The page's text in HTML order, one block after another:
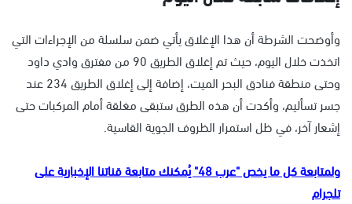
وأوضحت الشرطة أن هذا الإغلاق يأتي ضمن سلسلة من الإجراءات التي
اتخذت خلال اليوم، حيث تم إغلاق الطريق 90 من مفترق وادي داود
وحتى منطقة فنادق البحر الميت، إضافة إلى إغلاق الطريق 234 عند
جسر تسأليم، وأكدت أن هذه الطرق ستبقى مغلقة أمام المركبات حتى
إشعار آخر، في ظل استمرار الظروف الجوية القاسية.
ولمتابعة كل ما يخص "عرب 48" يُمكنك متابعة قناتنا الإخبارية على
تلجرام